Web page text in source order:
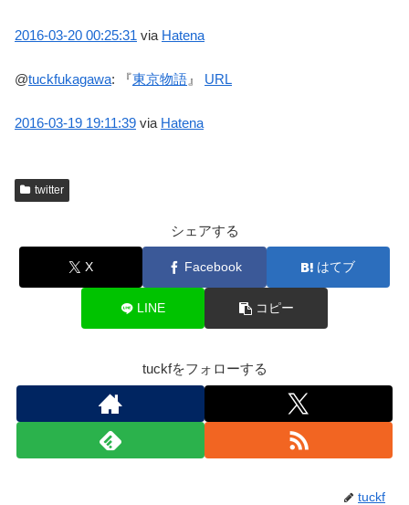
2016-03-20 00:25:31 via Hatena
@tuckfukagawa: 『東京物語 』 URL
2016-03-19 19:11:39 via Hatena
twitter
シェアする
X Facebook はてブ
LINE コピー
tuckfをフォローする
tuckf